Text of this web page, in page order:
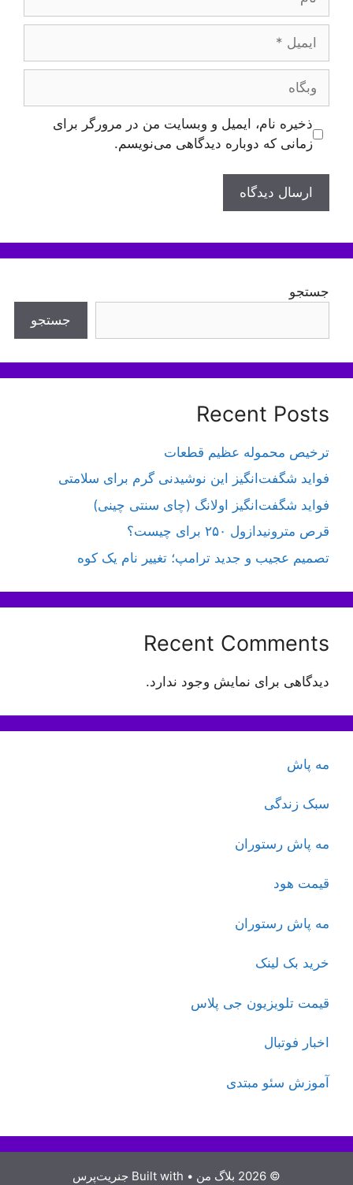
ایمیل
وبگاه
ذخیره نام، ایمیل و وبسایت من در مرورگر برای
زمانی که دوباره دیدگاهی می‌نویسم.
جستجو
جستجو
Recent Posts
ترخیص محموله عظیم قطعات
فواید شگفت‌انگیز این نوشیدنی گرم برای سلامتی
فواید شگفت‌انگیز اولانگ (چای سنتی چینی)
قرص مترونیدازول ۲۵۰ برای چیست؟
تصمیم عجیب و جدید ترامپ؛ تغییر نام یک کوه
Recent Comments
دیدگاهی برای نمایش وجود ندارد.
مه پاش
سبک زندگی
مه پاش رستوران
قیمت هود
مه پاش رستوران
خرید بک لینک
قیمت تلویزیون جی پلاس
اخبار فوتبال
آموزش سئو مبتدی
© 2026 بلاگ من • Built with جنریت‌پرس